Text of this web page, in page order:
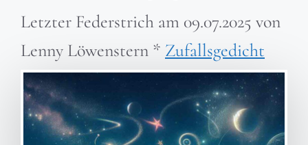
Letzter Federstrich am 09.07.2025 von
Lenny Löwenstern * Zufallsgedicht